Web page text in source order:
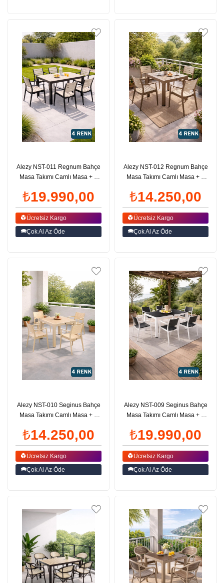
Alezy NST-011 Regnum Bahçe
Masa Takımı Camlı Masa + 6
₺19.990,00
Ücretsiz Kargo
Çok Al Az Öde
Alezy NST-012 Regnum Bahçe
Masa Takımı Camlı Masa + 4
₺14.250,00
Ücretsiz Kargo
Çok Al Az Öde
Alezy NST-010 Seginus Bahçe
Masa Takımı Camlı Masa + 4
₺14.250,00
Ücretsiz Kargo
Çok Al Az Öde
Alezy NST-009 Seginus Bahçe
Masa Takımı Camlı Masa + 6
₺19.990,00
Ücretsiz Kargo
Çok Al Az Öde